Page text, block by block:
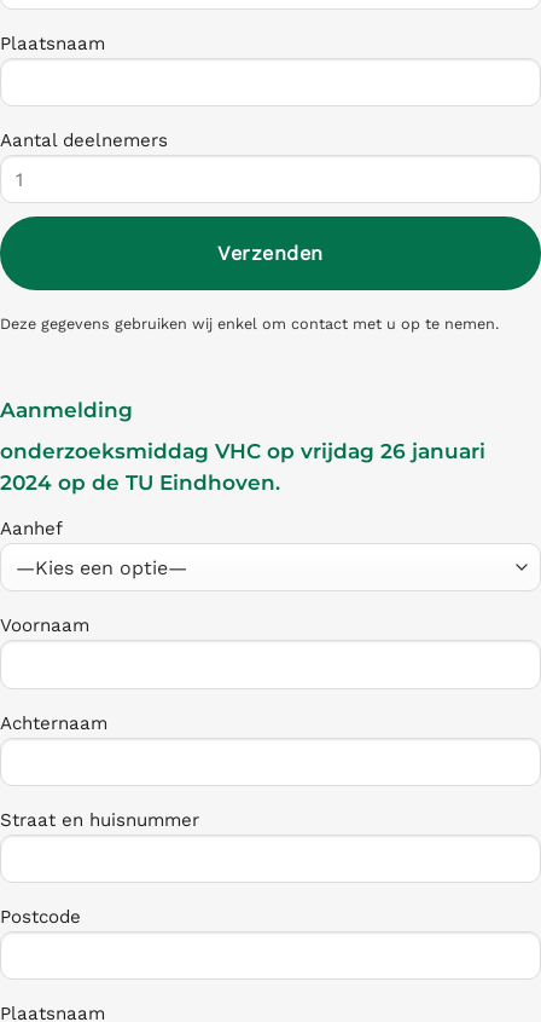
Plaatsnaam
Aantal deelnemers
Deze gegevens gebruiken wij enkel om contact met u op te nemen.
Aanmelding
onderzoeksmiddag VHC op vrijdag 26 januari
2024 op de TU Eindhoven.
Aanhef
Voornaam
Achternaam
Straat en huisnummer
Postcode
Plaatsnaam